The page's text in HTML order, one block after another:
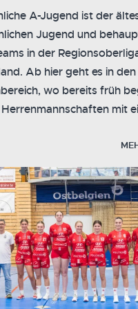
A-Jugend ist der
Jugend und
in der
Ab hier geht es in den
wo bereits früh
mit